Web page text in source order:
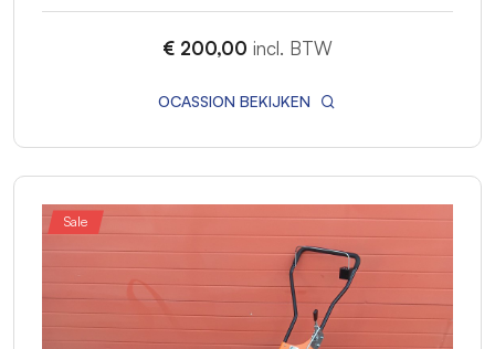
€ 200,00 incl. BTW
OCASSION BEKIJKEN
Sale